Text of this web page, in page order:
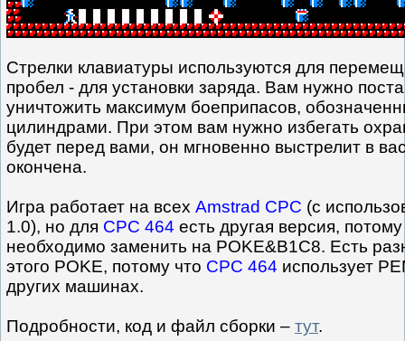
Стрелки клавиатуры используются для
пробел - для установки заряда. Вам нужно
уничтожить максимум боеприпасов,
цилиндрами. При этом вам нужно избегать
будет перед вами, он мгновенно выстрелит в
окончена.
Игра работает на всех Amstrad CPC (с
1.0), но для CPC 464 есть другая версия,
необходимо заменить на POKE&B1C8. Есть
этого POKE, потому что CPC 464 использует
других машинах.
Подробности, код и файл сборки – тут.